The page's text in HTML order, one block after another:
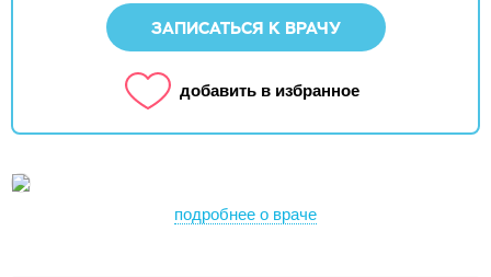
ЗАПИСАТЬСЯ К ВРАЧУ
добавить в избранное
подробнее о враче